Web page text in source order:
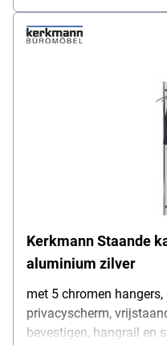
Kerkmann Staande
aluminium zilver
met 5 chromen
privacyscherm,
bevestigen, hangrail en